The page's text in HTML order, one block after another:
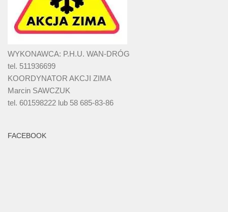
WYKONAWCA: P.H.U. WAN-DRÓG
tel. 511936699
KOORDYNATOR AKCJI ZIMA
Marcin SAWCZUK
tel. 601598222 lub 58 685-83-86
FACEBOOK